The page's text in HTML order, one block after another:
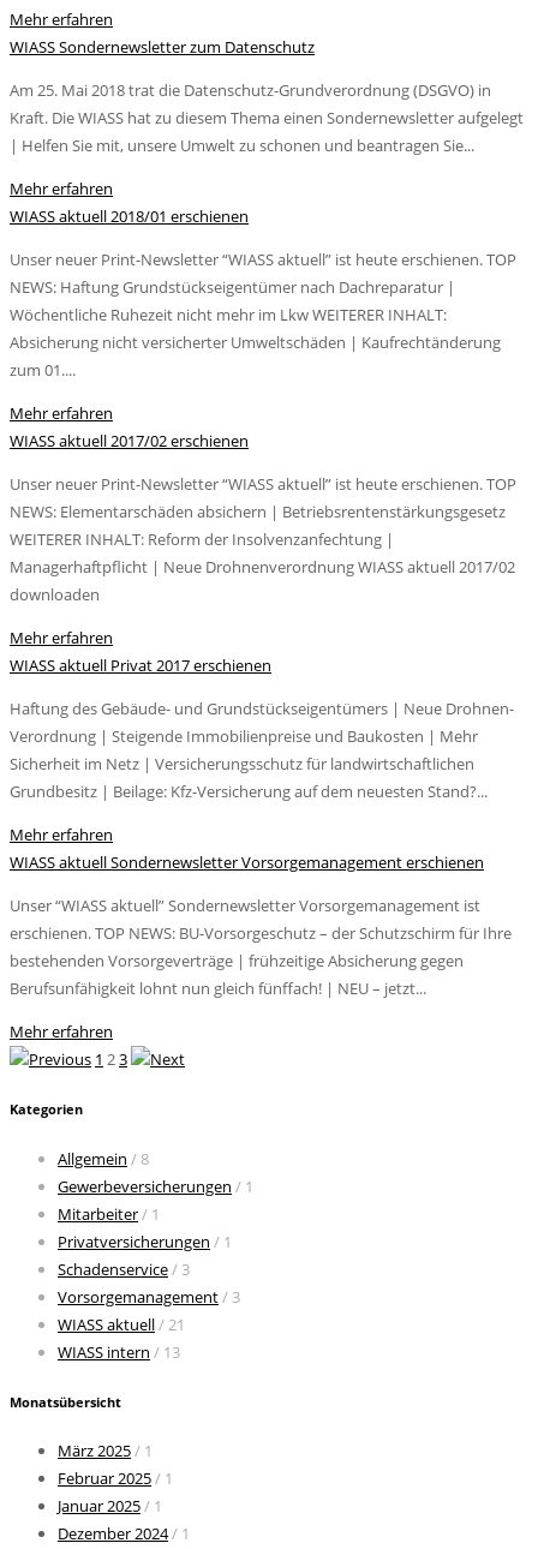
Mehr erfahren
WIASS Sondernewsletter zum Datenschutz
Am 25. Mai 2018 trat die Datenschutz-Grundverordnung (DSGVO) in
Kraft. Die WIASS hat zu diesem Thema einen Sondernewsletter aufgelegt
| Helfen Sie mit, unsere Umwelt zu schonen und beantragen Sie...
Mehr erfahren
WIASS aktuell 2018/01 erschienen
Unser neuer Print-Newsletter “WIASS aktuell” ist heute erschienen. TOP
NEWS: Haftung Grundstückseigentümer nach Dachreparatur |
Wöchentliche Ruhezeit nicht mehr im Lkw WEITERER INHALT:
Absicherung nicht versicherter Umweltschäden | Kaufrechtänderung
zum 01....
Mehr erfahren
WIASS aktuell 2017/02 erschienen
Unser neuer Print-Newsletter “WIASS aktuell” ist heute erschienen. TOP
NEWS: Elementarschäden absichern | Betriebsrentenstärkungsgesetz
WEITERER INHALT: Reform der Insolvenzanfechtung |
Managerhaftpflicht | Neue Drohnenverordnung WIASS aktuell 2017/02
downloaden
Mehr erfahren
WIASS aktuell Privat 2017 erschienen
Haftung des Gebäude- und Grundstückseigentümers | Neue Drohnen-
Verordnung | Steigende Immobilienpreise und Baukosten | Mehr
Sicherheit im Netz | Versicherungsschutz für landwirtschaftlichen
Grundbesitz | Beilage: Kfz-Versicherung auf dem neuesten Stand?...
Mehr erfahren
WIASS aktuell Sondernewsletter Vorsorgemanagement erschienen
Unser “WIASS aktuell” Sondernewsletter Vorsorgemanagement ist
erschienen. TOP NEWS: BU-Vorsorgeschutz – der Schutzschirm für Ihre
bestehenden Vorsorgeverträge | frühzeitige Absicherung gegen
Berufsunfähigkeit lohnt nun gleich fünffach! | NEU – jetzt...
Mehr erfahren
1 23
Kategorien
Allgemein / 8
Gewerbeversicherungen / 1
Mitarbeiter/ 1
Privatversicherungen / 1
Schadenservice/ 3
Vorsorgemanagement/ 3
WIASS aktuell/ 21
WIASS intern / 13
Monatsübersicht
März 2025/ 1
Februar 2025/ 1
Januar 2025/ 1
Dezember 2024/ 1